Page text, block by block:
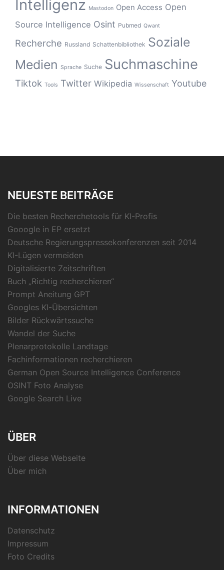
Intelligenz Mastodon Open Access Open
Source Intelligence Osint Pubmed Qwant
Recherche Russland Schattenbibliothek Soziale
Medien Sprache Suche Suchmaschine
Tiktok Tools Twitter Wikipedia Wissenschaft Youtube
NEUESTE BEITRÄGE
Die besten Recherchetools für KI-Profis
Gooogle in EP ersetzt
Deutsche Regierungspressekonferenzen seit 2014
KI-Lügen vermeiden
Digitalisierte Zeitschriften
Buch „Richtig recherchieren“
Prompt Aneitung GPT
Googles KI-Übersichten
Bilder Rückwärtssuche
Wandel der Suche
Plenarprotokolle Landtage
Fachinformationen recherchieren
German Open Source Intelligence Conference
OSINT Foto Analyse
Google Search Live
ÜBER
Über diese Webseite
Über mich
INFORMATIONEN
Datenschutz
Impressum
Foto Credits